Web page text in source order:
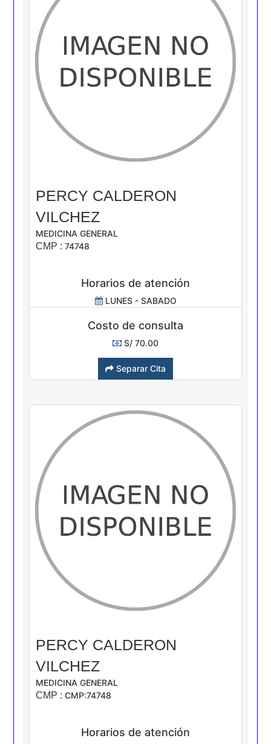
PERCY CALDERON
VILCHEZ
MEDICINA GENERAL
CMP : 74748
Horarios de atención
LUNES - SABADO
Costo de consulta
S/ 70.00
Separar Cita
PERCY CALDERON
VILCHEZ
MEDICINA GENERAL
CMP : CMP:74748
Horarios de atención